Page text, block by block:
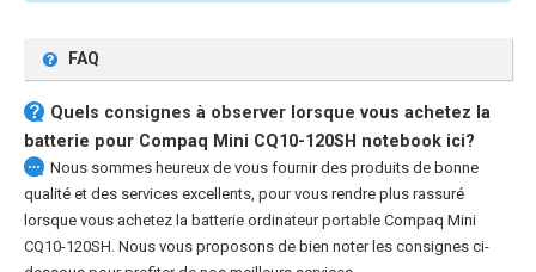
FAQ
Quels consignes à observer lorsque vous achetez la
batterie pour Compaq Mini CQ10-120SH notebook ici?
Nous sommes heureux de vous fournir des produits de bonne
qualité et des services excellents, pour vous rendre plus rassuré
lorsque vous achetez la batterie ordinateur portable Compaq Mini
CQ10-120SH . Nous vous proposons de bien noter les consignes ci-